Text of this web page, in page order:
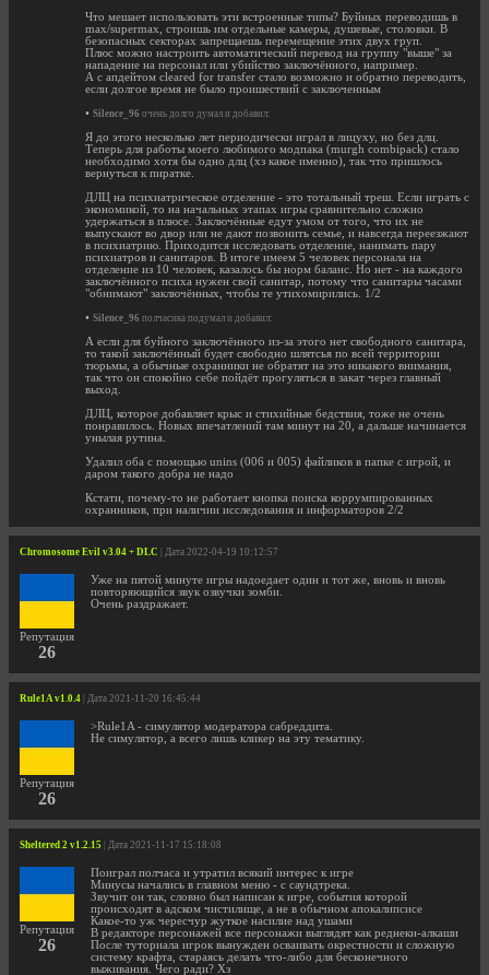
Что мешает использовать эти встроенные типы? Буйных переводишь в
max/supermax, строишь им отдельные камеры, душевые, столовки. В
безопасных секторах запрещаешь перемещение этих двух груп.
Плюс можно настроить автоматический перевод на группу "выше" за
нападение на персонал или убийство заключённого, например.
А с апдейтом cleared for transfer стало возможно и обратно переводить,
если долгое время не было проишествий с заключенным
• Silence_96 очень долго думал и добавил:
Я до этого несколько лет периодически играл в лицуху, но без длц.
Теперь для работы моего любимого модпака (murgh combipack) стало
необходимо хотя бы одно длц (хз какое именно), так что пришлось
вернуться к пиратке.
ДЛЦ на психиатрическое отделение - это тотальный треш. Если играть с
экономикой, то на начальных этапах игры сравнительно сложно
удержаться в плюсе. Заключённые едут умом от того, что их не
выпускают во двор или не дают позвонить семье, и навсегда переезжают
в психиатрию. Приходится исследовать отделение, нанимать пару
психиатров и санитаров. В итоге имеем 5 человек персонала на
отделение из 10 человек, казалось бы норм баланс. Но нет - на каждого
заключённого психа нужен свой санитар, потому что санитары часами
"обнимают" заключённых, чтобы те утихомирились. 1/2
• Silence_96 полчасика подумал и добавил:
А если для буйного заключённого из-за этого нет свободного санитара,
то такой заключённый будет свободно шлятсья по всей территории
тюрьмы, а обычные охранники не обратят на это никакого внимания,
так что он спокойно себе пойдёт прогуляться в закат через главный
выход.
ДЛЦ, которое добавляет крыс и стихийные бедствия, тоже не очень
понравилось. Новых впечатлений там минут на 20, а дальше начинается
унылая рутина.
Удалил оба с помощью unins (006 и 005) файликов в папке с игрой, и
даром такого добра не надо
Кстати, почему-то не работает кнопка поиска коррумпированных
охранников, при наличии исследования и информаторов 2/2
Chromosome Evil v3.04 + DLC | Дата 2022-04-19 10:12:57
Репутация
26
Уже на пятой минуте игры надоедает один и тот же, вновь и вновь
повторяющийся звук озвучки зомби.
Очень раздражает.
Rule1A v1.0.4 | Дата 2021-11-20 16:45:44
Репутация
26
>Rule1A - симулятор модератора сабреддита.
Не симулятор, а всего лишь кликер на эту тематику.
Sheltered 2 v1.2.15 | Дата 2021-11-17 15:18:08
Репутация
26
Поиграл полчаса и утратил всякий интерес к игре
Минусы начались в главном меню - с саундтрека.
Звучит он так, словно был написан к игре, события которой
происходят в адском чистилище, а не в обычном апокалипсисе
Какое-то уж чересчур жуткое насилие над ушами
В редакторе персонажей все персонажи выглядят как реднеки-алкаши
После туториала игрок вынужден осваивать окрестности и сложную
систему крафта, стараясь делать что-либо для бесконечного
выживания. Чего ради? Хз